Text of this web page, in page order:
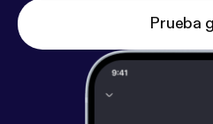
Prueba